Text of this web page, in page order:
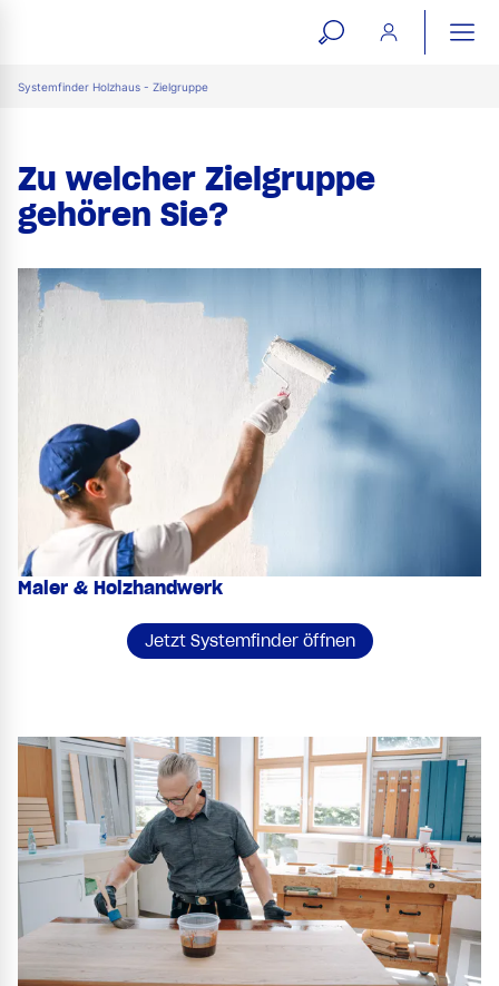
open
Systemfinder Holzhaus - Zielgruppe
Zu welcher Zielgruppe
gehören Sie?
Maler & Holzhandwerk
Jetzt Systemfinder öffnen